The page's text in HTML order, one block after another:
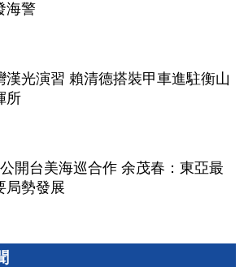
海警
漢光演習 賴清德搭裝甲車進駐衡山
所
開台美海巡合作 余茂春：東亞最
局勢發展